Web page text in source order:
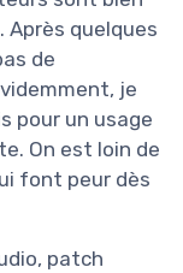
Après quelques
de
je
pour un usage
On est loin de
font peur dès
patch